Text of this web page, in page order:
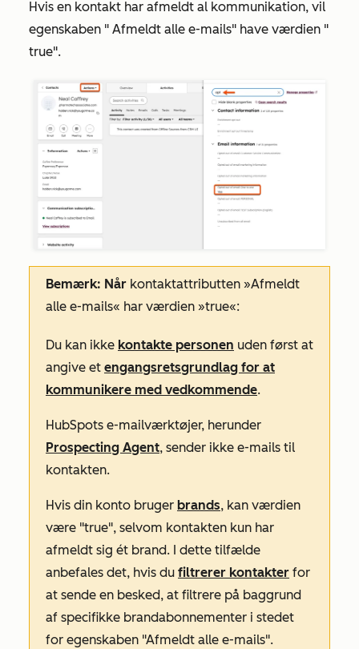
Hvis en kontakt har afmeldt al kommunikation, vil
egenskaben " Afmeldt alle e-mails" have værdien "
true".
Bemærk: Når kontaktattributten »Afmeldt
alle e-mails« har værdien »true«:
Du kan ikke kontakte personen uden først at
angive et engangsretsgrundlag for at
kommunikere med vedkommende.
HubSpots e-mailværktøjer, herunder
Prospecting Agent, sender ikke e-mails til
kontakten.
Hvis din konto bruger brands, kan værdien
være "true", selvom kontakten kun har
afmeldt sig ét brand. I dette tilfælde
anbefales det, hvis du filtrerer kontakter for
at sende en besked, at filtrere på baggrund
af specifikke brandabonnementer i stedet
for egenskaben "Afmeldt alle e-mails".